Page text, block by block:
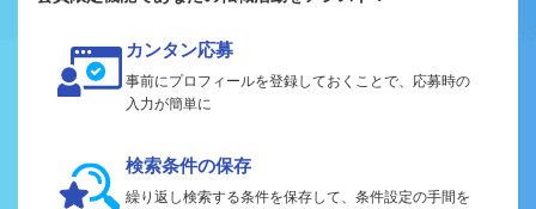
カンタン応募
事前にプロフィールを登録しておくことで、応募時の
入力が簡単に
検索条件の保存
繰り返し検索する条件を保存して、条件設定の手間を